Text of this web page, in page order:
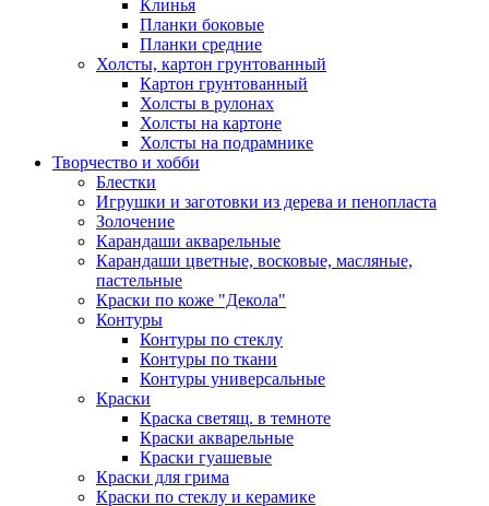
Клинья
Планки боковые
Планки средние
Холсты, картон грунтованный
Картон грунтованный
Холсты в рулонах
Холсты на картоне
Холсты на подрамнике
Творчество и хобби
Блестки
Игрушки и заготовки из дерева и пенопласта
Золочение
Карандаши акварельные
Карандаши цветные, восковые, масляные,
пастельные
Краски по коже "Декола"
Контуры
Контуры по стеклу
Контуры по ткани
Контуры универсальные
Краски
Краска светящ. в темноте
Краски акварельные
Краски гуашевые
Краски для грима
Краски по стеклу и керамике